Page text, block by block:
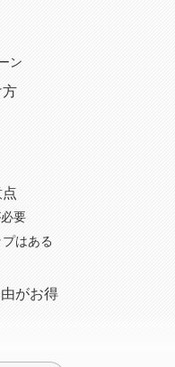
ン
方
要
はある
がお得